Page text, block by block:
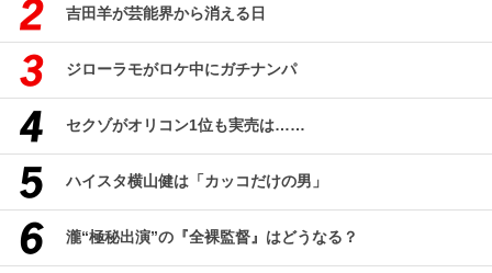
吉田羊が芸能界から消える日
ジローラモがロケ中にガチナンパ
セクゾがオリコン1位も実売は……
ハイスタ横山健は「カッコだけの男」
瀧“極秘出演”の『全裸監督』はどうなる？